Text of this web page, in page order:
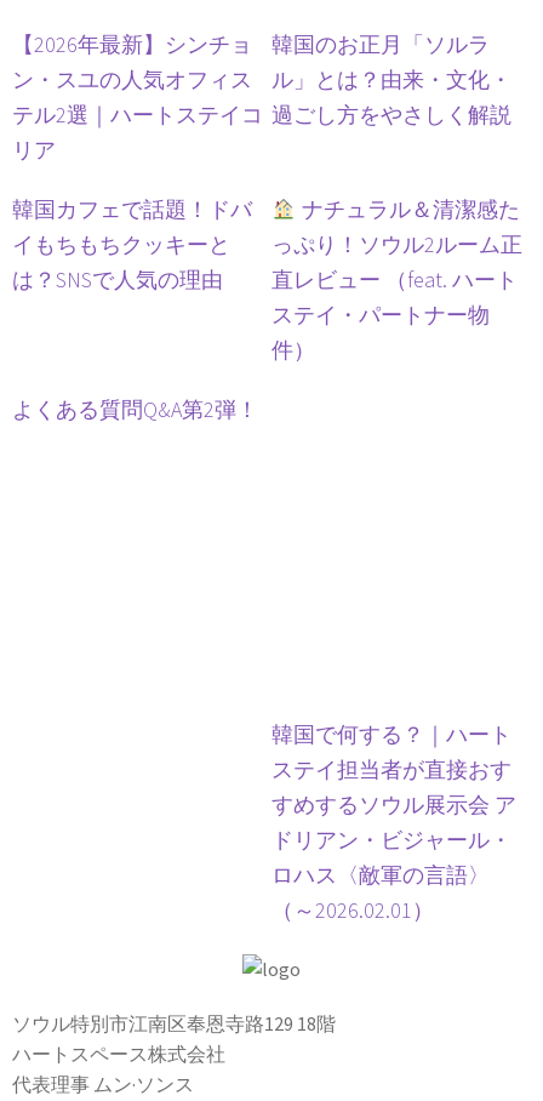
【2026年最新】シンチョ
ン・スユの人気オフィス
テル2選｜ハートステイコ
リア
韓国のお正月「ソルラ
ル」とは？由来・文化・
過ごし方をやさしく解説
韓国カフェで話題！ドバ
イもちもちクッキーと
は？SNSで人気の理由
ナチュラル＆清潔感た
っぷり！ソウル2ルーム正
直レビュー （feat. ハート
ステイ・パートナー物
件）
よくある質問Q&A第2弾！
韓国で何する？｜ハート
ステイ担当者が直接おす
すめするソウル展示会 ア
ドリアン・ビジャール・
ロハス〈敵軍の言語〉
（～2026.02.01）
ソウル特別市江南区奉恩寺路129 18階
ハートスペース株式会社
代表理事 ムン·ソンス